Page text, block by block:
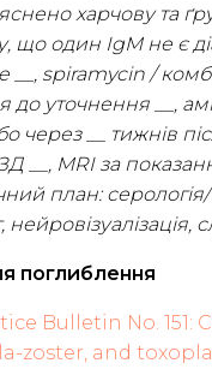
харчову та
що один IgM не є
__, spiramycin /
до уточнення __,
через __ тижнів
__, MRI за
план: серологія/
поглиблення
Bulletin No. 151:
zoster, and